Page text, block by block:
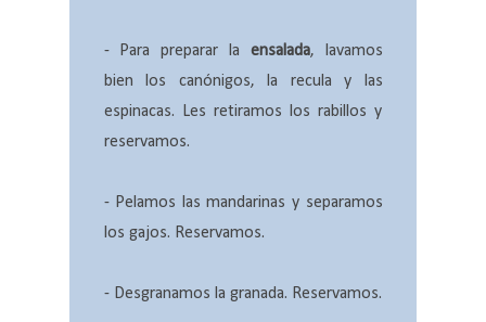
- Para preparar la ensalada, lavamos
bien los canónigos, la recula y las
espinacas. Les retiramos los rabillos y
reservamos.
- Pelamos las mandarinas y separamos
los gajos. Reservamos.
- Desgranamos la granada. Reservamos.